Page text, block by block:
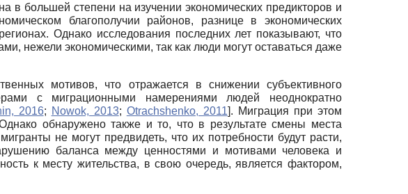
в большей степени на изучении экономических предикторов и
благополучии районов, разнице в экономических
Однако исследования последних лет показывают, что
нежели экономическими, так как люди могут оставаться даже
мотивов, что отражается в снижении субъективного
с миграционными намерениями людей неоднократно
2016; Nowok, 2013; Otrachshenko, 2011]. Миграция при этом
обнаружено также и то, что в результате смены места
не могут предвидеть, что их потребности будут расти,
баланса между ценностями и мотивами человека и
к месту жительства, в свою очередь, является фактором,